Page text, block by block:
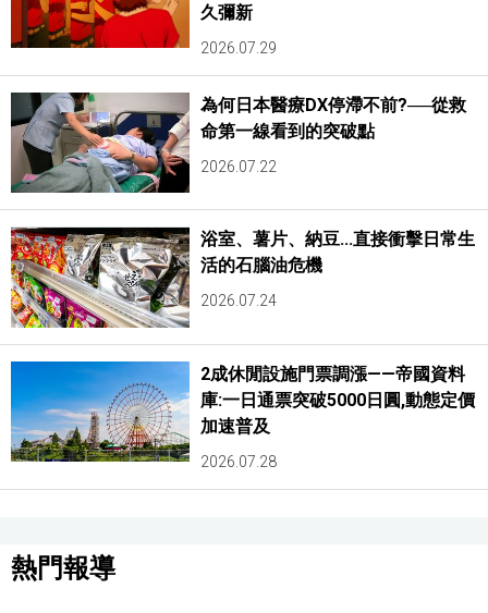
久彌新
2026.07.29
為何日本醫療DX停滯不前?──從救
命第一線看到的突破點
2026.07.22
浴室、薯片、納豆...直接衝擊日常生
活的石腦油危機
2026.07.24
2成休閒設施門票調漲——帝國資料
庫:一日通票突破5000日圓,動態定價
加速普及
2026.07.28
熱門報導